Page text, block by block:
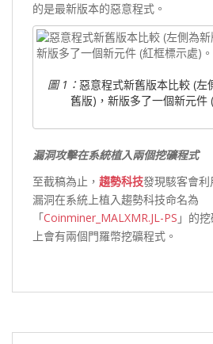
的是最新版本的惡意程式。
圖 1： 惡意程式新舊版本比較 (左
舊版)，新版多了一個新元件
漏洞攻擊在系統植入兩個挖礦程式
至截稿為止， 趨勢科技發現駭客會利
漏洞在系統上植入趨勢科技命名為
「Coinminer_MALXMR.JL-PS 」的
上會有兩個門羅幣挖礦程式。